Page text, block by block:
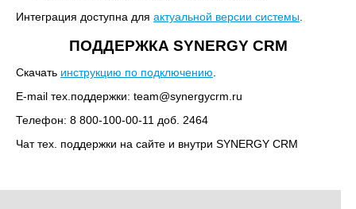
Интеграция доступна для актуальной версии системы
ПОДДЕРЖКА SYNERGY CRM
Скачать инструкцию по подключению.
E-mail тех.поддержки: team@synergycrm.ru
Телефон: 8 800-100-00-11 доб. 2464
Чат тех. поддержки на сайте и внутри SYNERGY CRM